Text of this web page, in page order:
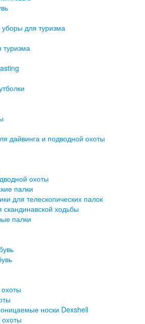
для туризма
туризма
дайвинга и подводной охоты
охоты
палки
для телескопических палок
скандинавской ходьбы
палки
носки Dexshell
охоты